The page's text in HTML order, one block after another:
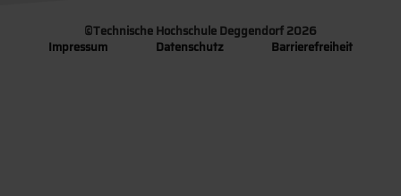
©Technische Hochschule Deggendorf 2026
Impressum
Datenschutz Barrierefreiheit